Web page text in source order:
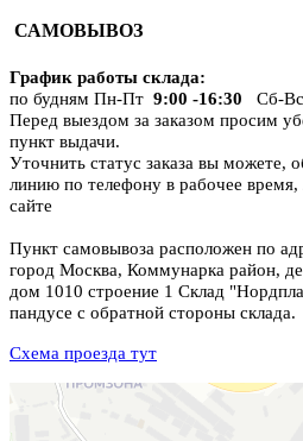
САМОВЫВОЗ
График работы склада:
по будням Пн-Пт 9:00 -16:30 Сб-
Перед выездом за заказом просим
пункт выдачи.
Уточнить статус заказа вы можете,
линию по телефону в рабочее
сайте
Пункт самовывоза расположен по
город Москва, Коммунарка район,
дом 1010 строение 1 Склад
пандусе с обратной стороны склада.
Схема проезда тут